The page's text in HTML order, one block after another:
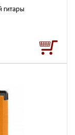
гитары